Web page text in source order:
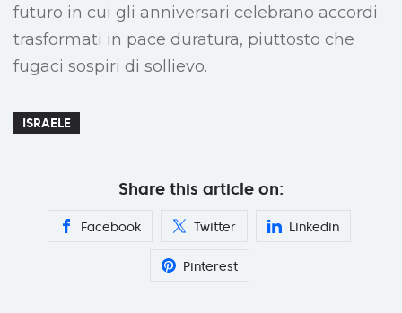
futuro in cui gli anniversari celebrano accordi
trasformati in pace duratura, piuttosto che
fugaci sospiri di sollievo.
ISRAELE
Share this article on:
Facebook Twitter Linkedin
Pinterest